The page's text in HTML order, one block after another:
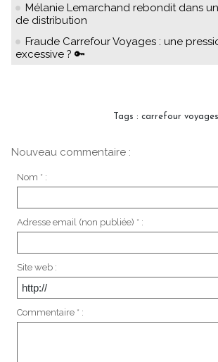
Mélanie Lemarchand rebondit dans
de distribution
Fraude Carrefour Voyages : une
excessive ? 🔑
Tags : carrefour voyages
Nouveau commentaire :
Nom * :
Adresse email (non publiée) * :
Site web :
Commentaire * :